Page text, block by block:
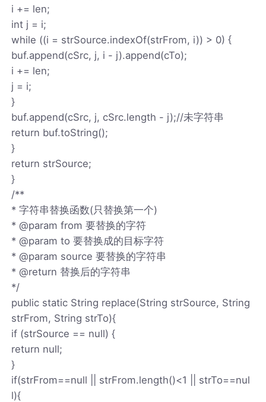
i += len;
int j = i;
while ((i = strSource.indexOf(strFrom, i)) > 0) {
buf.append(cSrc, j, i - j).append(cTo);
i += len;
j = i;
}
buf.append(cSrc, j, cSrc.length - j);//未字符串
return buf.toString();
}
return strSource;
}
/**
* 字符串替换函数(只替换第一个)
* @param from 要替换的字符
* @param to 要替换成的目标字符
* @param source 要替换的字符串
* @return 替换后的字符串
*/
public static String replace(String strSource, String
strFrom, String strTo){
if (strSource == null) {
return null;
}
if(strFrom==null || strFrom.length()<1 || strTo==nul
l){